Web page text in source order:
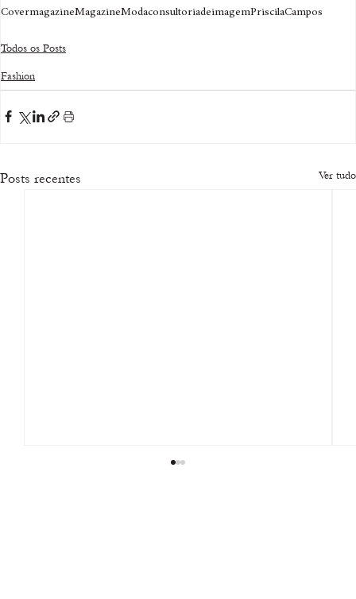
CovermagazineMagazineModaconsultoriadeimagemPriscilaCampos
Todos os Posts
Fashion
Posts recentes Ver tudo